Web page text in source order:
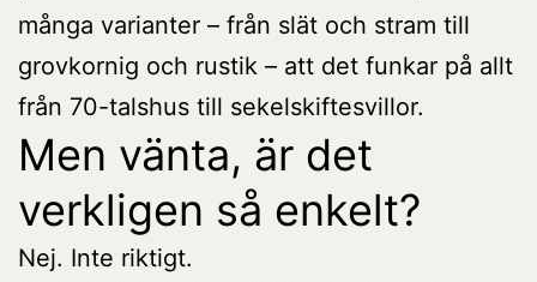
många varianter – från slät och stram till
grovkornig och rustik – att det funkar på allt
från 70-talshus till sekelskiftesvillor.
Men vänta, är det
verkligen så enkelt?
Nej. Inte riktigt.